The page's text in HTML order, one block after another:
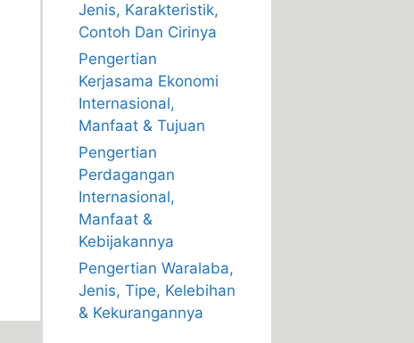
Jenis, Karakteristik,
Contoh Dan Cirinya
Pengertian
Kerjasama Ekonomi
Internasional,
Manfaat & Tujuan
Pengertian
Perdagangan
Internasional,
Manfaat &
Kebijakannya
Pengertian Waralaba,
Jenis, Tipe, Kelebihan
& Kekurangannya